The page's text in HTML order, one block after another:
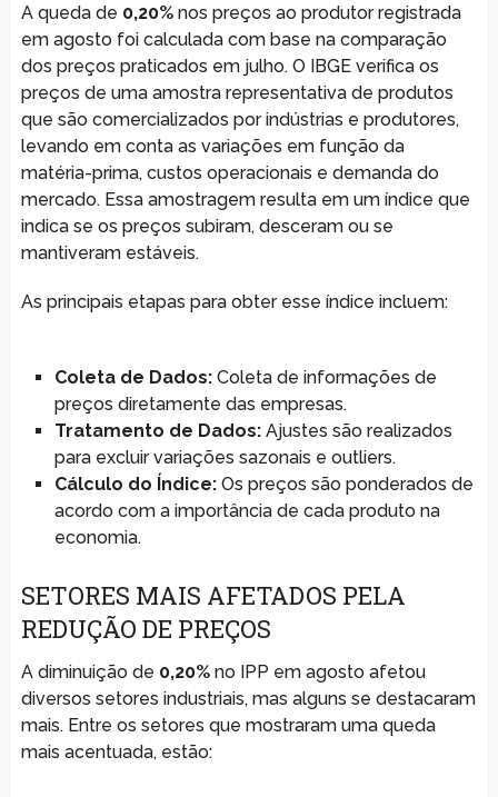
A queda de 0,20%nos preços ao produtor registrada
em agosto foi calculada com base na comparação
dos preços praticados em julho. O IBGE verifica os
preços de uma amostra representativa de produtos
que são comercializados por indústrias e produtores,
levando em conta as variações em função da
matéria-prima, custos operacionais e demanda do
mercado. Essa amostragem resulta em um índice que
indica se os preços subiram, desceram ou se
mantiveram estáveis.
As principais etapas para obter esse índice incluem:
Coleta de Dados:Coleta de informações de
preços diretamente das empresas.
Tratamento de Dados:Ajustes são realizados
para excluir variações sazonais e outliers.
Cálculo do Índice:Os preços são ponderados de
acordo com a importância de cada produto na
economia.
SETORES MAIS AFETADOS PELA
REDUÇÃO DE PREÇOS
A diminuição de 0,20%no IPP em agosto afetou
diversos setores industriais, mas alguns se destacaram
mais. Entre os setores que mostraram uma queda
mais acentuada, estão: